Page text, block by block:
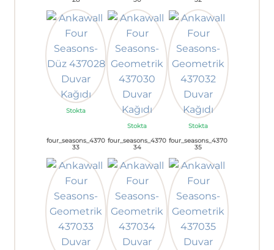
Stokta
Stokta
Stokta
four_seasons_4370
33
four_seasons_4370
34
four_seasons_4370
35